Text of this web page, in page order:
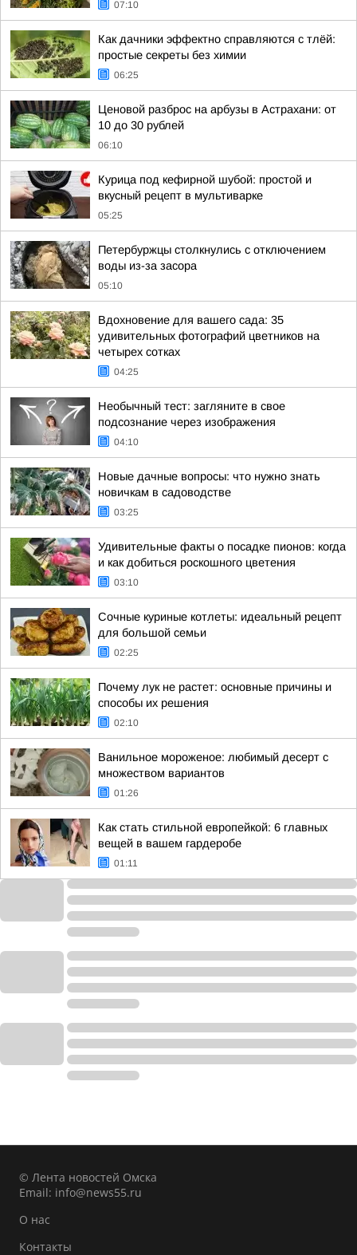
07:10
Как дачники эффектно справляются с тлёй:
простые секреты без химии
06:25
Ценовой разброс на арбузы в Астрахани: от
10 до 30 рублей
06:10
Курица под кефирной шубой: простой и
вкусный рецепт в мультиварке
05:25
Петербуржцы столкнулись с отключением
воды из-за засора
05:10
Вдохновение для вашего сада: 35
удивительных фотографий цветников на
четырех сотках
04:25
Необычный тест: загляните в свое
подсознание через изображения
04:10
Новые дачные вопросы: что нужно знать
новичкам в садоводстве
03:25
Удивительные факты о посадке пионов: когда
и как добиться роскошного цветения
03:10
Сочные куриные котлеты: идеальный рецепт
для большой семьи
02:25
Почему лук не растет: основные причины и
способы их решения
02:10
Ванильное мороженое: любимый десерт с
множеством вариантов
01:26
Как стать стильной европейкой: 6 главных
вещей в вашем гардеробе
01:11
© Лента новостей Омска
Email: info@news55.ru
О нас
Контакты